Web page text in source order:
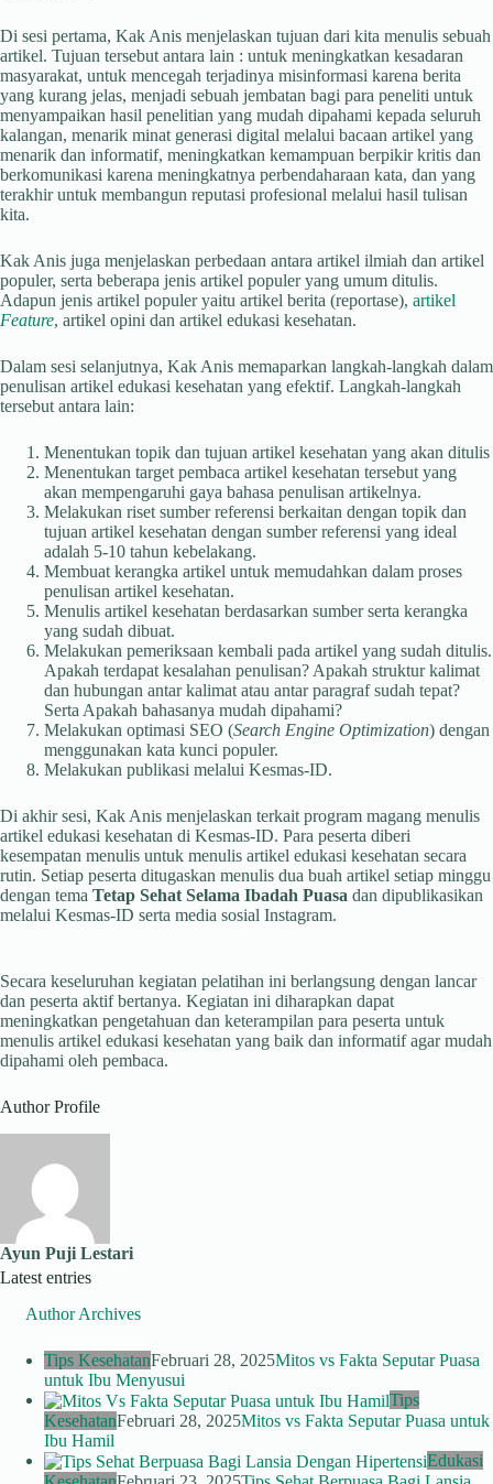
Di sesi pertama, Kak Anis menjelaskan tujuan dari kita menulis sebuah
artikel. Tujuan tersebut antara lain : untuk meningkatkan kesadaran
masyarakat, untuk mencegah terjadinya misinformasi karena berita
yang kurang jelas, menjadi sebuah jembatan bagi para peneliti untuk
menyampaikan hasil penelitian yang mudah dipahami kepada seluruh
kalangan, menarik minat generasi digital melalui bacaan artikel yang
menarik dan informatif, meningkatkan kemampuan berpikir kritis dan
berkomunikasi karena meningkatnya perbendaharaan kata, dan yang
terakhir untuk membangun reputasi profesional melalui hasil tulisan
kita.
Kak Anis juga menjelaskan perbedaan antara artikel ilmiah dan artikel
populer, serta beberapa jenis artikel populer yang umum ditulis.
Adapun jenis artikel populer yaitu artikel berita (reportase), artikel
Feature, artikel opini dan artikel edukasi kesehatan.
Dalam sesi selanjutnya, Kak Anis memaparkan langkah-langkah dalam
penulisan artikel edukasi kesehatan yang efektif. Langkah-langkah
tersebut antara lain:
Menentukan topik dan tujuan artikel kesehatan yang akan ditulis
Menentukan target pembaca artikel kesehatan tersebut yang
akan mempengaruhi gaya bahasa penulisan artikelnya.
Melakukan riset sumber referensi berkaitan dengan topik dan
tujuan artikel kesehatan dengan sumber referensi yang ideal
adalah 5-10 tahun kebelakang.
Membuat kerangka artikel untuk memudahkan dalam proses
penulisan artikel kesehatan.
Menulis artikel kesehatan berdasarkan sumber serta kerangka
yang sudah dibuat.
Melakukan pemeriksaan kembali pada artikel yang sudah ditulis.
Apakah terdapat kesalahan penulisan? Apakah struktur kalimat
dan hubungan antar kalimat atau antar paragraf sudah tepat?
Serta Apakah bahasanya mudah dipahami?
Melakukan optimasi SEO (Search Engine Optimization) dengan
menggunakan kata kunci populer.
Melakukan publikasi melalui Kesmas-ID.
Di akhir sesi, Kak Anis menjelaskan terkait program magang menulis
artikel edukasi kesehatan di Kesmas-ID. Para peserta diberi
kesempatan menulis untuk menulis artikel edukasi kesehatan secara
rutin. Setiap peserta ditugaskan menulis dua buah artikel setiap minggu
dengan tema Tetap Sehat Selama Ibadah Puasa dan dipublikasikan
melalui Kesmas-ID serta media sosial Instagram.
Secara keseluruhan kegiatan pelatihan ini berlangsung dengan lancar
dan peserta aktif bertanya. Kegiatan ini diharapkan dapat
meningkatkan pengetahuan dan keterampilan para peserta untuk
menulis artikel edukasi kesehatan yang baik dan informatif agar mudah
dipahami oleh pembaca.
Author Profile
Ayun Puji Lestari
Latest entries
Author Archives
Tips KesehatanFebruari 28, 2025Mitos vs Fakta Seputar Puasa
untuk Ibu Menyusui
Tips
KesehatanFebruari 28, 2025Mitos vs Fakta Seputar Puasa untuk
Ibu Hamil
Edukasi